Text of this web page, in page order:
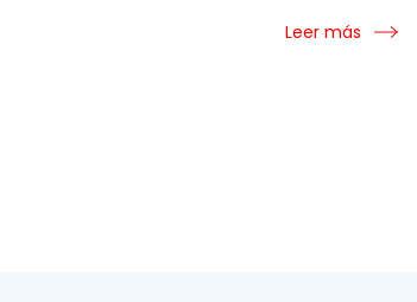
Leer más